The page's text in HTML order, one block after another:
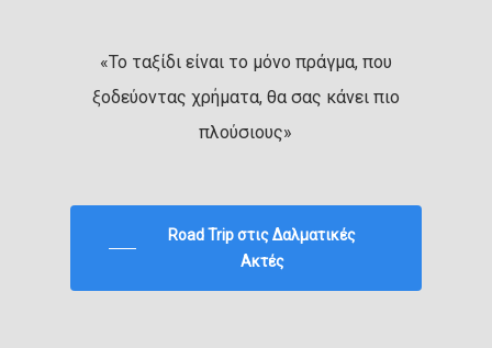
«Το ταξίδι είναι το μόνο πράγμα, που
ξοδεύοντας χρήματα, θα σας κάνει πιο
πλούσιους»
Road Trip στις Δαλματικές
Ακτές